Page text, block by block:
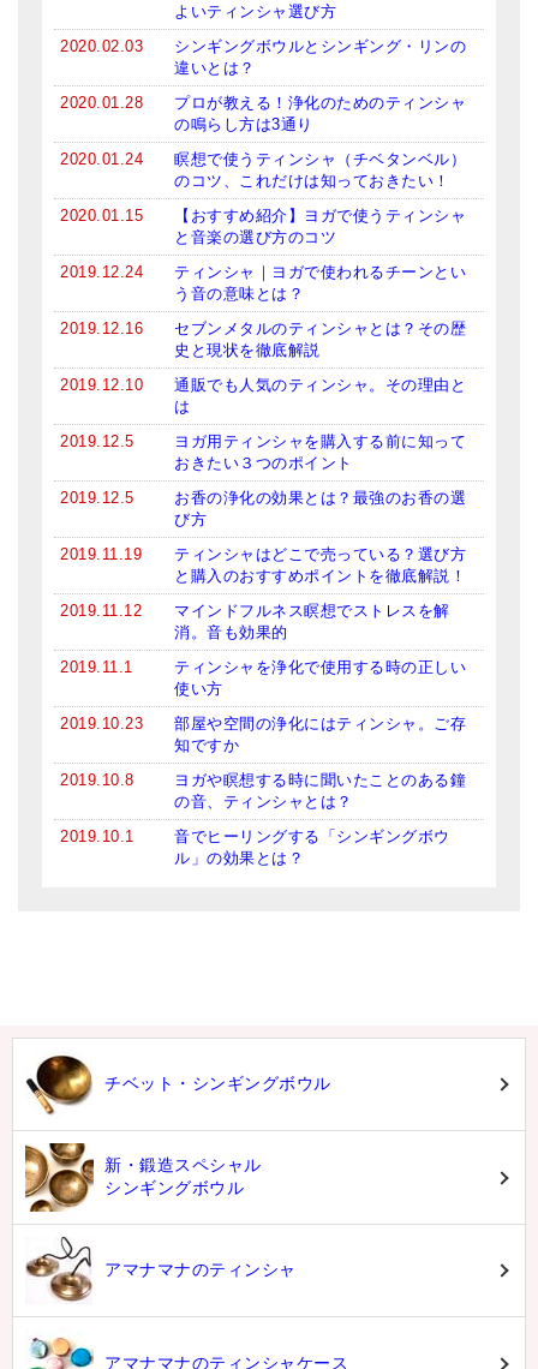
よいティンシャ選び方
2020.02.03
シンギングボウルとシンギング・リンの
違いとは？
2020.01.28
プロが教える！浄化のためのティンシャ
の鳴らし方は3通り
2020.01.24
瞑想で使うティンシャ（チベタンベル）
のコツ、これだけは知っておきたい！
2020.01.15
【おすすめ紹介】ヨガで使うティンシャ
と音楽の選び方のコツ
2019.12.24
ティンシャ｜ヨガで使われるチーンとい
う音の意味とは？
2019.12.16
セブンメタルのティンシャとは？その歴
史と現状を徹底解説
2019.12.10
通販でも人気のティンシャ。その理由と
は
2019.12.5
ヨガ用ティンシャを購入する前に知って
おきたい３つのポイント
2019.12.5
お香の浄化の効果とは？最強のお香の選
び方
2019.11.19
ティンシャはどこで売っている？選び方
と購入のおすすめポイントを徹底解説！
2019.11.12
マインドフルネス瞑想でストレスを解
消。音も効果的
2019.11.1
ティンシャを浄化で使用する時の正しい
使い方
2019.10.23
部屋や空間の浄化にはティンシャ。ご存
知ですか
2019.10.8
ヨガや瞑想する時に聞いたことのある鐘
の音、ティンシャとは？
2019.10.1
音でヒーリングする「シンギングボウ
ル」の効果とは？
チベット・シンギングボウル
新・鍛造スペシャル
シンギングボウル
アマナマナのティンシャ
アマナマナのティンシャケース